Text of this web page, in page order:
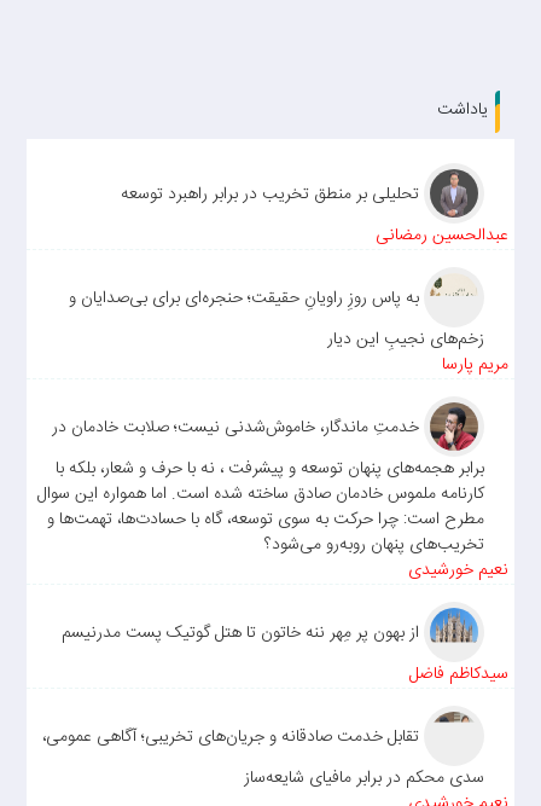
یاداشت
تحلیلی بر منطق تخریب در برابر راهبرد توسعه
عبدالحسین رمضانی
به پاس روزِ راویانِ حقیقت؛ حنجره‌ای برای بی‌صدایان و
زخم‌های نجیبِ این دیار
مریم پارسا
خدمتِ ماندگار، خاموش‌شدنی نیست؛ صلابت خادمان در
برابر هجمه‌های پنهان توسعه و پیشرفت ، نه با حرف و شعار، بلکه با
کارنامه ملموس خادمان صادق ساخته شده است. اما همواره این سوال
مطرح است: چرا حرکت به سوی توسعه، گاه با حسادت‌ها، تهمت‌ها و
تخریب‌های پنهان روبه‌رو می‌شود؟
نعیم خورشیدی
از بهون پر مِهر ننه خاتون تا هتل گوتیک پست مدرنیسم
سیدکاظم فاضل
تقابل خدمت صادقانه و جریان‌های تخریبی؛ آگاهی عمومی،
سدی محکم در برابر مافیای شایعه‌ساز